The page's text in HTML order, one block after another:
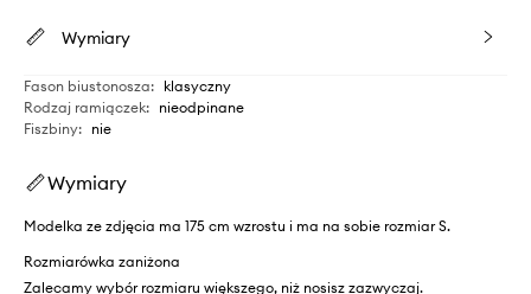
Wymiary
Fason biustonosza: klasyczny
Rodzaj ramiączek: nieodpinane
Fiszbiny: nie
Wymiary
Modelka ze zdjęcia ma 175 cm wzrostu i ma na sobie rozmiar S.
Rozmiarówka zaniżona
Zalecamy wybór rozmiaru większego, niż nosisz zazwyczaj.